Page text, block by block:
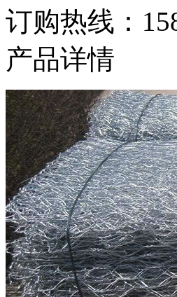
订购热线：
产品详情